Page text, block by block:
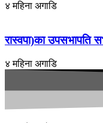
४ महिना अगाडि
रास्वपा)का उपसभापति
४ महिना अगाडि